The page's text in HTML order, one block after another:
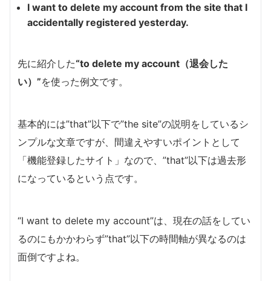
I want to delete my account from the site that I
accidentally registered yesterday.
先に紹介した“to delete my account（退会した
い）”を使った例文です。
基本的には”that”以下で”the site”の説明をしているシ
ンプルな文章ですが、間違えやすいポイントとして
「機能登録したサイト」なので、”that”以下は過去形
になっているという点です。
“I want to delete my account”は、現在の話をしてい
るのにもかかわらず”that”以下の時間軸が異なるのは
面倒ですよね。